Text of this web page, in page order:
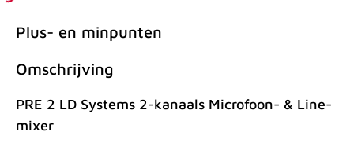
Plus- en minpunten
Omschrijving
PRE 2 LD Systems 2-kanaals Microfoon- & Line-
mixer